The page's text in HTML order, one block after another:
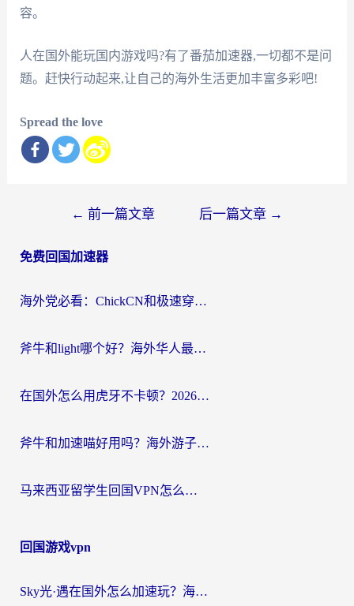
容。
人在国外能玩国内游戏吗?有了番茄加速器,一切都不是问
题。赶快行动起来,让自己的海外生活更加丰富多彩吧!
Spread the love
导
← 前一篇文章 后一篇文章 →
免费回国加速器
海外党必看：ChickCN和极速穿梭VPN好用吗？3招教你选对回国加速器无缝刷国内资源
斧牛和light哪个好？海外华人最关心的回国加速器选择难题，一篇讲透
在国外怎么用虎牙不卡顿？2026海外华人亲测有效的回国加速器选择指南
斧牛和加速喵好用吗？海外游子的真实选择困境
马来西亚留学生回国VPN怎么选？3个避坑点+1款实测好用的加速器推荐
回国游戏vpn
Sky光·遇在国外怎么加速玩？海外党亲测有效的国服游戏加速指南